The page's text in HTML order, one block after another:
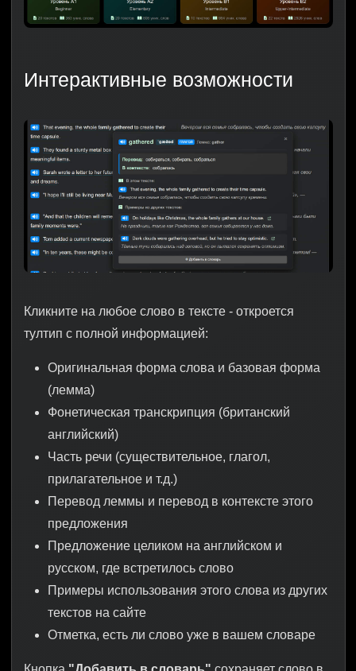
Интерактивные возможности
Кликните на любое слово в тексте - откроется
тултип с полной информацией:
Оригинальная форма слова и базовая форма
(лемма)
Фонетическая транскрипция (британский
английский)
Часть речи (существительное, глагол,
прилагательное и т.д.)
Перевод леммы и перевод в контексте этого
предложения
Предложение целиком на английском и
русском, где встретилось слово
Примеры использования этого слова из других
текстов на сайте
Отметка, есть ли слово уже в вашем словаре